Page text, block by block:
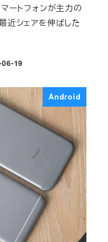
ートフォンが主力の
近シェアを伸ばした
19
Android